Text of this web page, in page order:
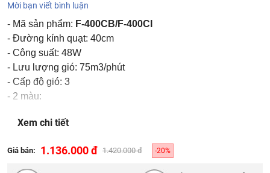
Mời bạn viết bình luận
- Mã sản phẩm: F-400CB/F-400CI
- Đường kính quạt: 40cm
- Công suất: 48W
- Lưu lượng gió: 75m3/phút
- Cấp độ gió: 3
- 2 màu:
F-400CB : Màu xanh
-Liên hệ để được giá tốt
Xem chi tiết
Giá bán: 1.136.000 đ 1.420.000 đ -20%